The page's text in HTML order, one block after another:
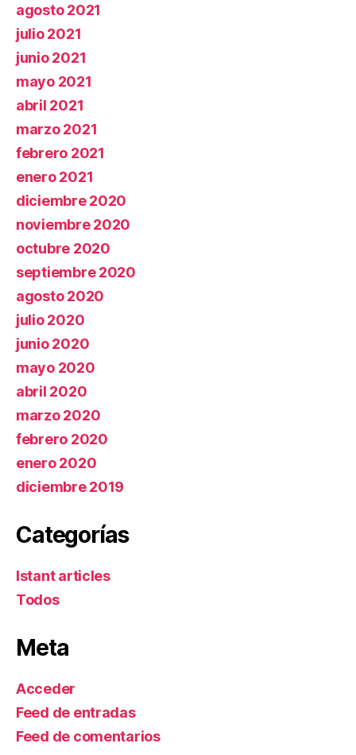
agosto 2021
julio 2021
junio 2021
mayo 2021
abril 2021
marzo 2021
febrero 2021
enero 2021
diciembre 2020
noviembre 2020
octubre 2020
septiembre 2020
agosto 2020
julio 2020
junio 2020
mayo 2020
abril 2020
marzo 2020
febrero 2020
enero 2020
diciembre 2019
Categorías
Istant articles
Todos
Meta
Acceder
Feed de entradas
Feed de comentarios